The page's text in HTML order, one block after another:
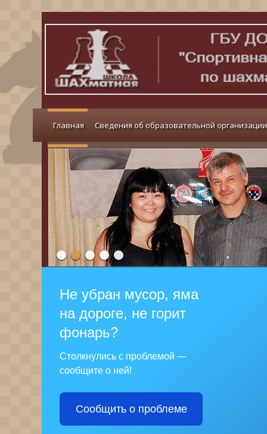
Главная Сведения об образовательной организации
Не убран мусор, яма
на дороге, не горит
фонарь?
Столкнулись с проблемой —
сообщите о ней!
Сообщить о проблеме